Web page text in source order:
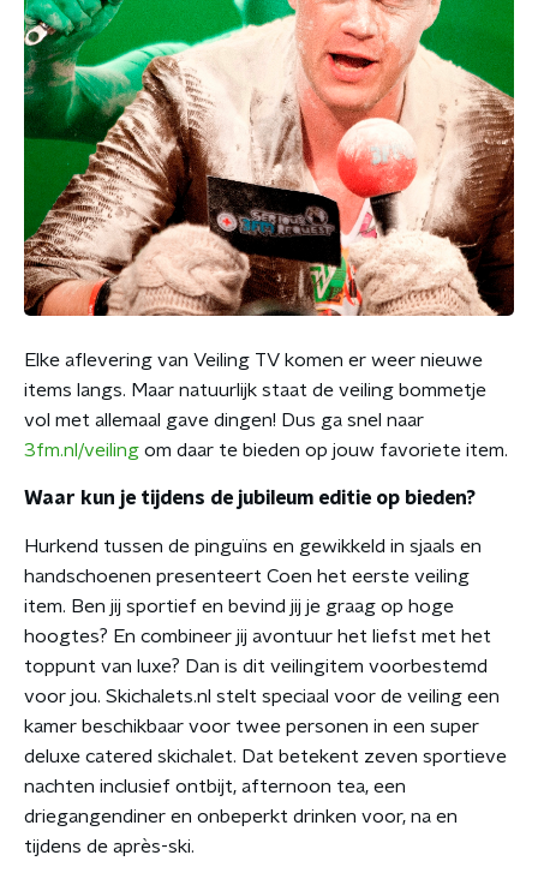
Elke aflevering van Veiling TV komen er weer nieuwe
items langs. Maar natuurlijk staat de veiling bommetje
vol met allemaal gave dingen! Dus ga snel naar
3fm.nl/veiling om daar te bieden op jouw favoriete item.
Waar kun je tijdens de jubileum editie op bieden?
Hurkend tussen de pinguïns en gewikkeld in sjaals en
handschoenen presenteert Coen het eerste veiling
item. Ben jij sportief en bevind jij je graag op hoge
hoogtes? En combineer jij avontuur het liefst met het
toppunt van luxe? Dan is dit veilingitem voorbestemd
voor jou. Skichalets.nl stelt speciaal voor de veiling een
kamer beschikbaar voor twee personen in een super
deluxe catered skichalet. Dat betekent zeven sportieve
nachten inclusief ontbijt, afternoon tea, een
driegangendiner en onbeperkt drinken voor, na en
tijdens de après-ski.